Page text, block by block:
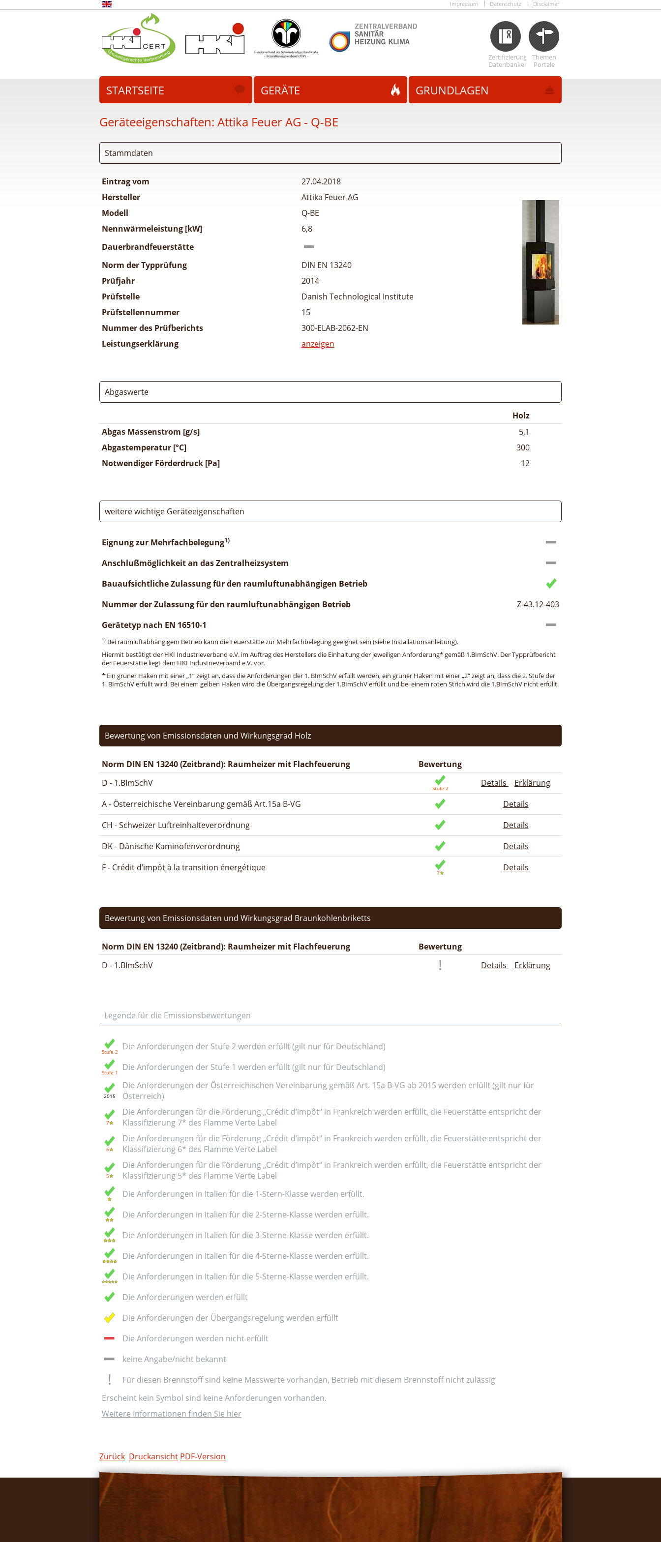
Impressum Datenschutz Disclaimer
Zertifizierungs
Datenbanken
Themen
Portale
STARTSEITE GERÄTE GRUNDLAGEN
Geräteeigenschaften: Attika Feuer AG - Q-BE
Stammdaten
Eintrag vom
27.04.2018
Hersteller
Attika Feuer AG
Modell
Q-BE
Nennwärmeleistung [kW]
6,8
Dauerbrandfeuerstätte
Norm der Typprüfung
DIN EN 13240
Prüfjahr
2014
Prüfstelle
Danish Technological Institute
Prüfstellennummer
15
Nummer des Prüfberichts
300-ELAB-2062-EN
Leistungserklärung
anzeigen
Abgaswerte
Holz
Abgas Massenstrom [g/s]
5,1
Abgastemperatur [°C]
300
Notwendiger Förderdruck [Pa]
12
weitere wichtige Geräteeigenschaften
Eignung zur Mehrfachbelegung1)
Anschlußmöglichkeit an das Zentralheizsystem
Bauaufsichtliche Zulassung für den raumluftunabhängigen Betrieb
Nummer der Zulassung für den raumluftunabhängigen Betrieb
Z-43.12-403
Gerätetyp nach EN 16510-1
1) Bei raumluftabhängigem Betrieb kann die Feuerstätte zur Mehrfachbelegung geeignet sein (siehe Installationsanleitung).
Hiermit bestätigt der HKI Industrieverband e.V. im Auftrag des Herstellers die Einhaltung der jeweiligen Anforderung* gemäß 1.BImSchV. Der Typprüfbericht
der Feuerstätte liegt dem HKI Industrieverband e.V. vor.
* Ein grüner Haken mit einer „1“ zeigt an, dass die Anforderungen der 1. BImSchV erfüllt werden, ein grüner Haken mit einer „2“ zeigt an, dass die 2. Stufe der
1. BImSchV erfüllt wird. Bei einem gelben Haken wird die Übergangsregelung der 1.BImSchV erfüllt und bei einem roten Strich wird die 1.BImSchV nicht erfüllt.
Bewertung von Emissionsdaten und Wirkungsgrad Holz
Norm DIN EN 13240 (Zeitbrand): Raumheizer mit Flachfeuerung
Bewertung
D - 1.BImSchV
Details
Erklärung
A - Österreichische Vereinbarung gemäß Art.15a B-VG
Details
CH - Schweizer Luftreinhalteverordnung
Details
DK - Dänische Kaminofenverordnung
Details
F - Crédit d’impôt à la transition énergétique
Details
Bewertung von Emissionsdaten und Wirkungsgrad Braunkohlenbriketts
Norm DIN EN 13240 (Zeitbrand): Raumheizer mit Flachfeuerung
Bewertung
D - 1.BImSchV
Details Erklärung
Legende für die Emissionsbewertungen
Die Anforderungen der Stufe 2 werden erfüllt (gilt nur für Deutschland)
Die Anforderungen der Stufe 1 werden erfüllt (gilt nur für Deutschland)
Die Anforderungen der Österreichischen Vereinbarung gemäß Art. 15a B-VG ab 2015 werden erfüllt (gilt nur für
Österreich)
Die Anforderungen für die Förderung „Crédit d’impôt“ in Frankreich werden erfüllt, die Feuerstätte entspricht der
Klassifizierung 7* des Flamme Verte Label
Die Anforderungen für die Förderung „Crédit d’impôt“ in Frankreich werden erfüllt, die Feuerstätte entspricht der
Klassifizierung 6* des Flamme Verte Label
Die Anforderungen für die Förderung „Crédit d’impôt“ in Frankreich werden erfüllt, die Feuerstätte entspricht der
Klassifizierung 5* des Flamme Verte Label
Die Anforderungen in Italien für die 1-Stern-Klasse werden erfüllt.
Die Anforderungen in Italien für die 2-Sterne-Klasse werden erfüllt.
Die Anforderungen in Italien für die 3-Sterne-Klasse werden erfüllt.
Die Anforderungen in Italien für die 4-Sterne-Klasse werden erfüllt.
Die Anforderungen in Italien für die 5-Sterne-Klasse werden erfüllt.
Die Anforderungen werden erfüllt
Die Anforderungen der Übergangsregelung werden erfüllt
Die Anforderungen werden nicht erfüllt
keine Angabe/nicht bekannt
Für diesen Brennstoff sind keine Messwerte vorhanden, Betrieb mit diesem Brennstoff nicht zulässig
Erscheint kein Symbol sind keine Anforderungen vorhanden.
Weitere Informationen finden Sie hier
Zurück Druckansicht PDF-Version